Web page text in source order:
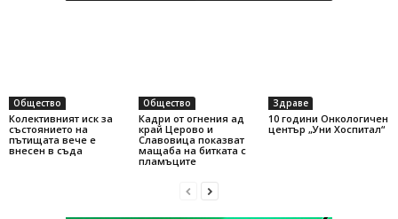
Общество
Колективният иск за
състоянието на
пътищата вече е
внесен в съда
Общество
Кадри от огнения ад
край Церово и
Славовица показват
мащаба на битката с
пламъците
Здраве
10 години Онкологичен
център „Уни Хоспитал“